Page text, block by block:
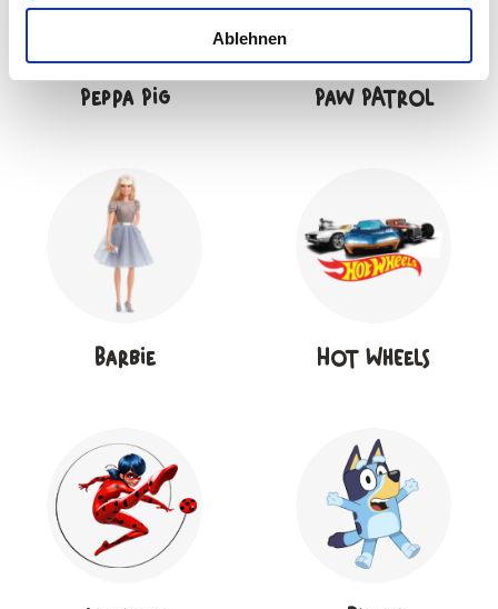
Ablehnen
Peppa Pig Paw PAtrol
Barbie Hot Wheels